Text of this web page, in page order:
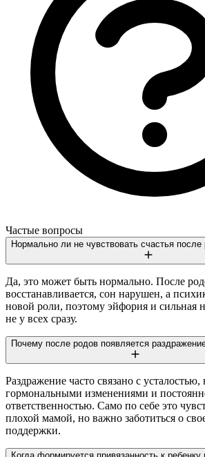
Частые вопросы
Нормально ли не чувствовать счастья
Да, это может быть нормально. После
восстанавливается, сон нарушен, а
новой роли, поэтому эйфория и сильная
не у всех сразу.
Почему после родов появляется
Раздражение часто связано с
гормональными изменениями и
ответственностью. Само по себе это
плохой мамой, но важно заботиться о
поддержки.